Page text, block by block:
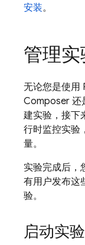
安装。
管理实
无论您是使用
Composer 还
建实验，接下
行时监控实验
量。
实验完成后，
有用户发布这
验。
启动实验